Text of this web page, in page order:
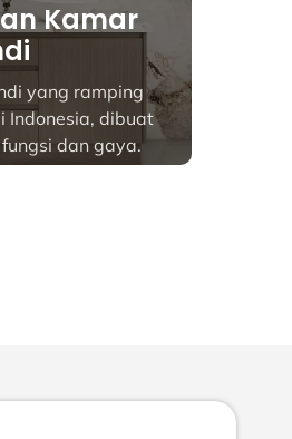
dapur
di Indonesia yang
gaya, daya tahan, dan
hari. Disesuaikan
ruang Anda.